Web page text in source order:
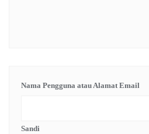
Nama Pengguna atau Alamat Email
Sandi